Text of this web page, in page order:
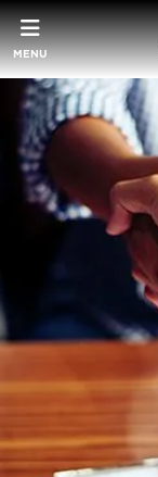
MENU